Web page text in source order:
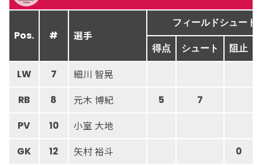
Pos. # 選手
フィールドシュート
得点 シュート 阻止
LW 7 細川 智晃
RB 8 元木 博紀 5 7
PV 10 小室 大地
GK 12 矢村 裕斗 0